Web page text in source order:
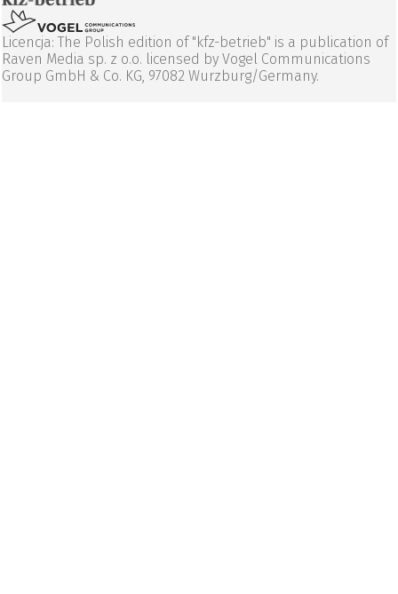
Licencja: The Polish edition of "kfz-betrieb" is a publication of
Raven Media sp. z o.o. licensed by Vogel Communications
Group GmbH & Co. KG, 97082 Wurzburg/Germany.